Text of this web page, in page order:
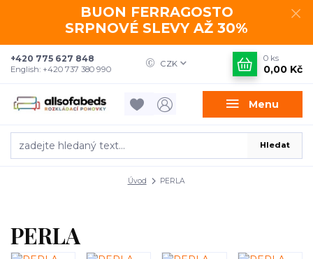
BUON FERRAGOSTO
SRPNOVÉ SLEVY AŽ 30%
Menu
CZK
Hledat
+420 775 627 848
English: +420 737 380 990
0 ks
0,00 Kč
Úvod PERLA
PERLA